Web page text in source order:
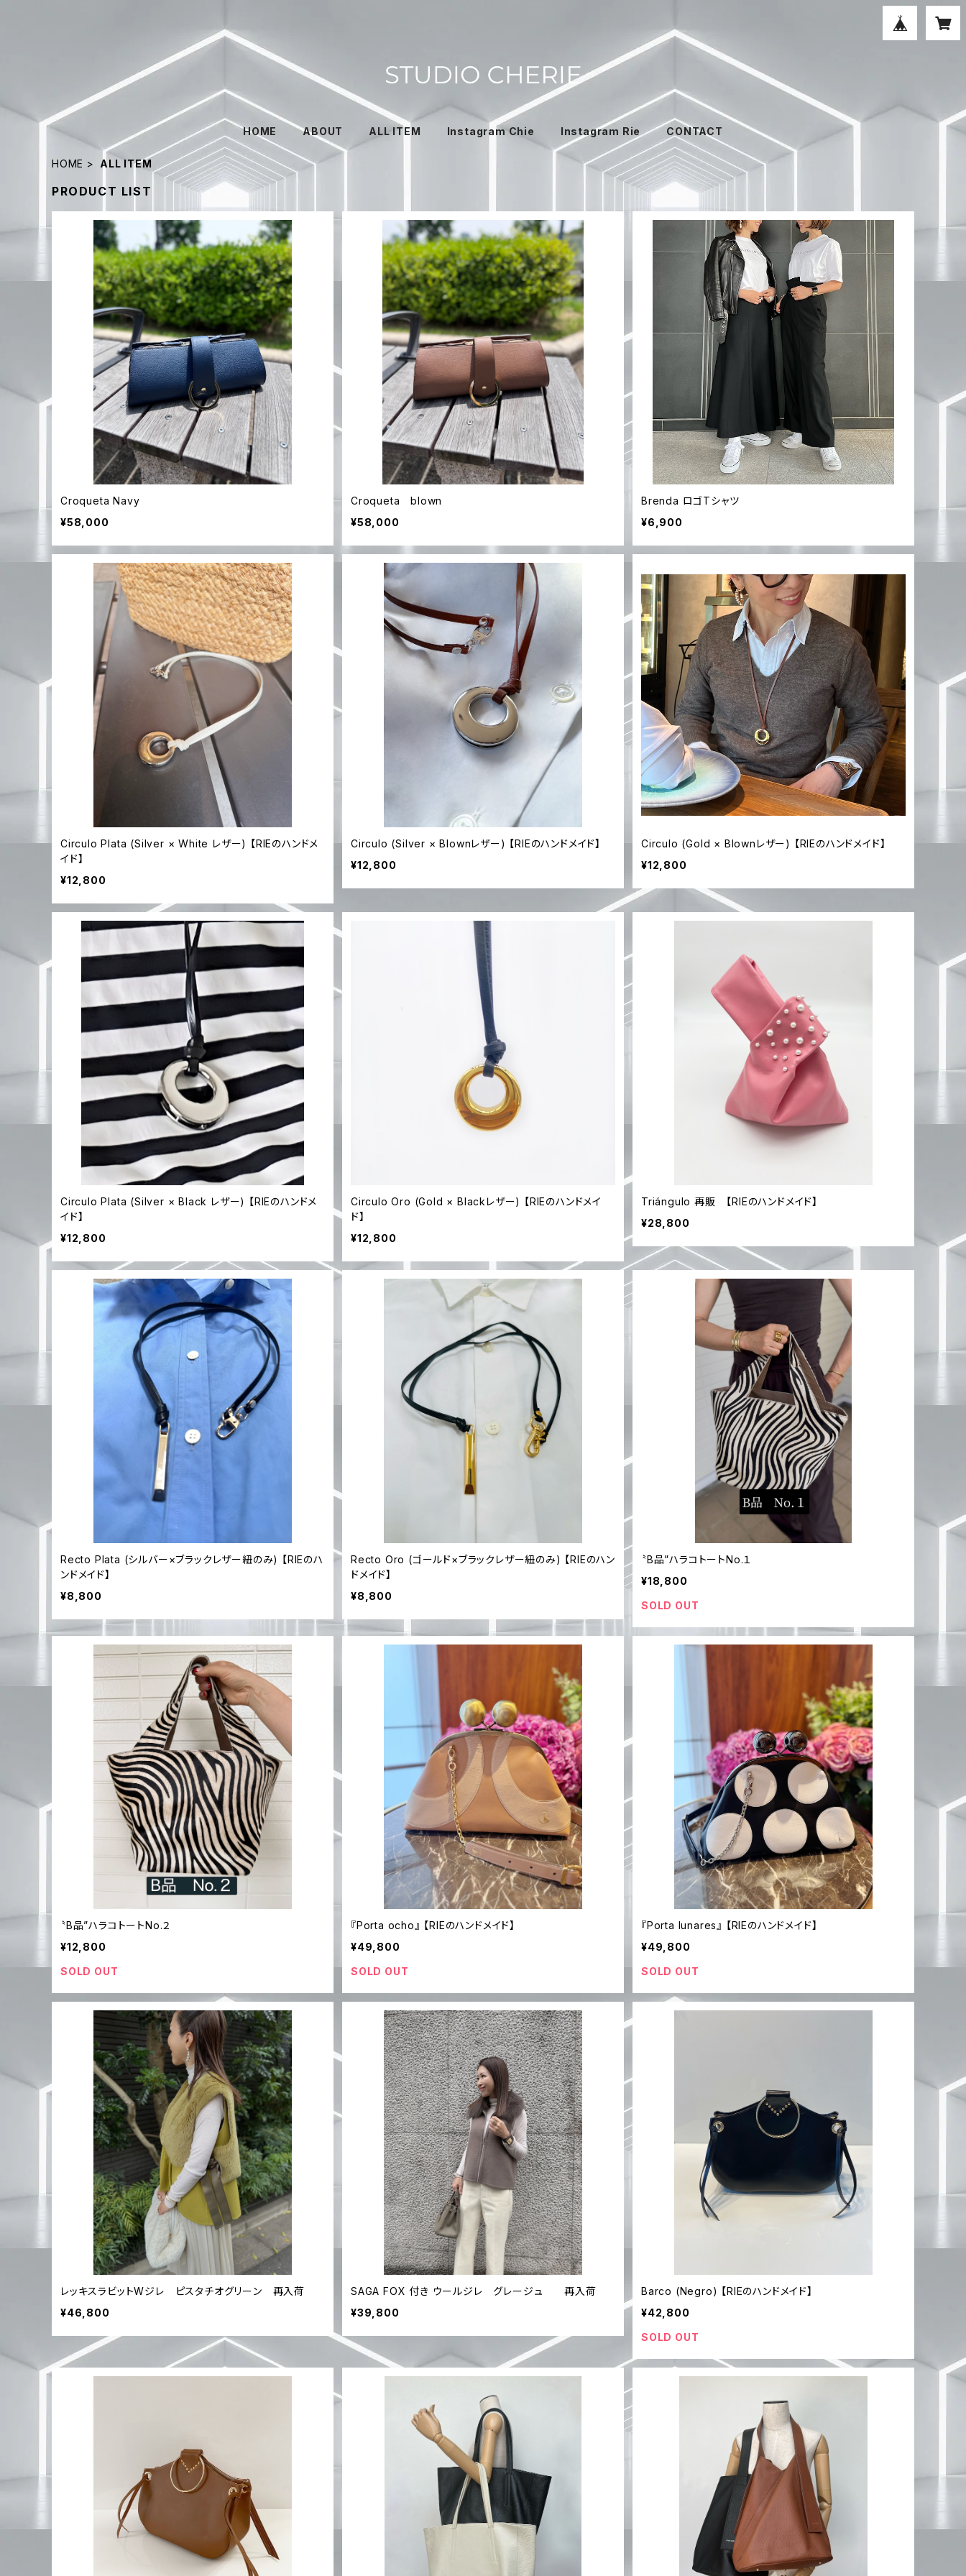
HOME ABOUT ALL ITEM Instagram Chie Instagram Rie CONTACT
HOME ALL ITEM
PRODUCT LIST
Croqueta Navy
¥58,000
Croqueta blown
¥58,000
Brenda ロゴTシャツ
¥6,900
Circulo Plata (Silver × White レザー) 【RIEのハンドメ
イド】
¥12,800
Circulo (Silver × Blownレザー) 【RIEのハンドメイド】
¥12,800
Circulo (Gold × Blownレザー) 【RIEのハンドメイド】
¥12,800
Circulo Plata (Silver × Black レザー) 【RIEのハンドメ
イド】
¥12,800
Circulo Oro (Gold × Blackレザー) 【RIEのハンドメイ
ド】
¥12,800
Triángulo 再販 【RIEのハンドメイド】
¥28,800
Recto Plata (シルバー×ブラックレザー紐のみ) 【RIEのハ
ンドメイド】
¥8,800
Recto Oro (ゴールド×ブラックレザー紐のみ) 【RIEのハン
ドメイド】
¥8,800
〝B品”ハラコトートNo.１
¥18,800
SOLD OUT
〝B品”ハラコトートNo.２
¥12,800
SOLD OUT
『Porta ocho』 【RIEのハンドメイド】
¥49,800
SOLD OUT
『Porta lunares』 【RIEのハンドメイド】
¥49,800
SOLD OUT
レッキスラビットWジレ ピスタチオグリーン 再入荷
¥46,800
SAGA FOX 付き ウールジレ グレージュ 再入荷
¥39,800
Barco (Negro) 【RIEのハンドメイド】
¥42,800
SOLD OUT